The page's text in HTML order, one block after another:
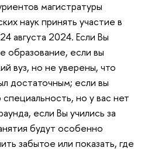
магистратуры
наук принять участие в
августа 2024. Если Вы
образование, если вы
вуз, но не уверены, что
достаточным; если вы
но у вас нет
если Вы учились за
будут особенно
забытое или показать, где